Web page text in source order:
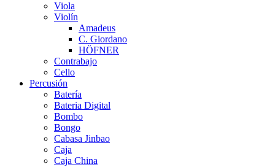
Viola
Violín
Amadeus
C. Giordano
HÖFNER
Contrabajo
Cello
Percusión
Batería
Bateria Digital
Bombo
Bongo
Cabasa Jinbao
Caja
Caja China